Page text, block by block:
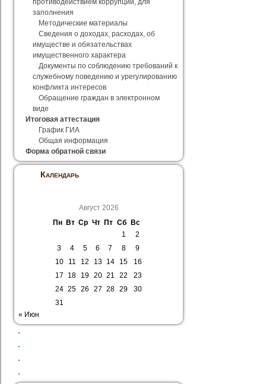
противодействием коррупции, для
заполнения
Методические материалы
Сведения о доходах, расходах, об
имуществе и обязательствах
имущественного характера
Документы по соблюдению требований к
служебному поведению и урегулированию
конфликта интересов
Обращение граждан в электронном
виде
Итоговая аттестация
График ГИА
Общая информация
Форма обратной связи
Календарь
Август 2026
Пн
Вт Ср Чт Пт Сб
Вс
1
2
3
4 5 6 7 8
9
10
11 12 13 14 15
16
17
18 19 20 21 22
23
24 25 26 27 28 29
30
31
« Июн